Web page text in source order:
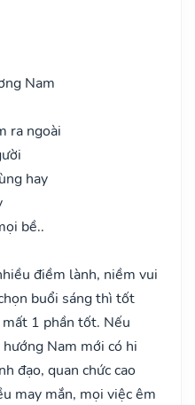
Nam
ra ngoài
hay
bề..
điềm lành, niềm vui
buổi sáng thì tốt
1 phần tốt. Nếu
Nam mới có hi
đạo, quan chức cao
may mắn, mọi việc êm